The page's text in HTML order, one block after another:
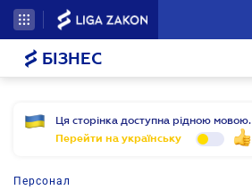
БІЗНЕС
Ця сторінка доступна рідною мовою.
Перейти на українську
Персонал